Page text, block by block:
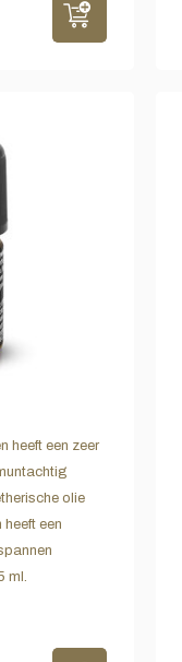
heeft een zeer
olie
een
ml.